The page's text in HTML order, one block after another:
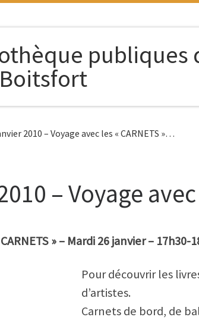
publiques
2010 – Voyage avec les « CARNETS »…
– Voyage
» – Mardi 26 janvier – 17h30-
Pour découvrir les
d’artistes.
Carnets de bord, de